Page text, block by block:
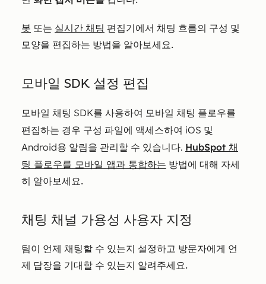
봇 또는 실시간 채팅 편집기에서 채팅 흐름의 구성 및
모양을 편집하는 방법을 알아보세요.
모바일 SDK 설정 편집
모바일 채팅 SDK를 사용하여 모바일 채팅 플로우를
편집하는 경우 구성 파일에 액세스하여 iOS 및
Android용 알림을 관리할 수 있습니다. HubSpot 채
팅 플로우를 모바일 앱과 통합하는 방법에 대해 자세
히 알아보세요.
채팅 채널 가용성 사용자 지정
팀이 언제 채팅할 수 있는지 설정하고 방문자에게 언
제 답장을 기대할 수 있는지 알려주세요.